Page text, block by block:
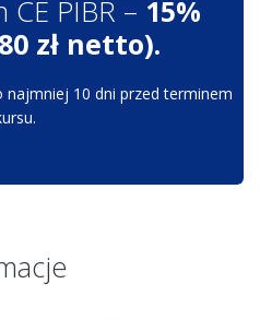
CE PIBR – 15%
zł netto).
najmniej 10 dni przed terminem